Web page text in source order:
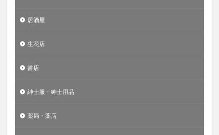
居酒屋
生花店
書店
紳士服・紳士用品
薬局・薬店